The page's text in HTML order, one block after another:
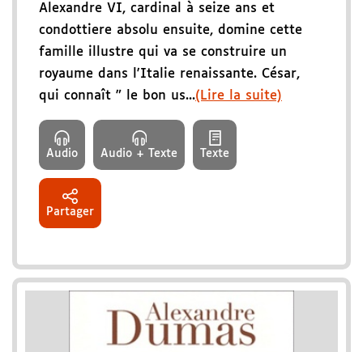
Alexandre VI, cardinal à seize ans et
condottiere absolu ensuite, domine cette
famille illustre qui va se construire un
royaume dans l'Italie renaissante. César,
qui connaît " le bon us...(Lire la suite)
Audio Audio + Texte Texte
Partager